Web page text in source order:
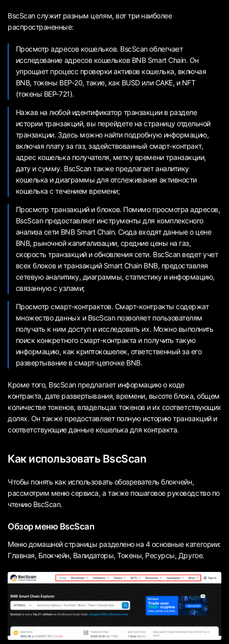
BscScan служит разным целям, вот три наиболее
распространенные:
Просмотр адресов кошельков. BscScan облегчает
исследование адресов кошельков BNB Smart Chain. Он
упрощает процесс проверки активов кошелька, включая
BNB, токены BEP-20, такие, как BUSD или CAKE, и NFT
(токены BEP-721).
Нажав на любой идентификатор транзакции в разделе
истории транзакций, вы перейдете на страницу отдельной
транзакции. Здесь можно найти подробную информацию,
включая плату за газ, задействованный смарт-контракт,
адрес кошелька получателя, метку времени транзакции,
дату и сумму. BscScan также предлагает аналитику
кошелька и диаграммы для отслеживания активности
кошелька с течением времени;
Просмотр транзакций и блоков. Помимо просмотра адресов,
BscScan предоставляет инструменты для комплексного
анализа сети BNB Smart Chain. Сюда входят данные о цене
BNB, рыночной капитализации, средние цены на газ,
скорость транзакций и обновления сети. BscScan ведет учет
всех блоков и транзакций Smart Chain BNB, предоставляя
сетевую аналитику, диаграммы, статистику и информацию,
связанную с узлами;
Просмотр смарт-контрактов. Смарт-контракты содержат
множество данных и BscScan позволяет пользователям
получать к ним доступ и исследовать их. Можно выполнить
поиск конкретного смарт-контракта и получить такую ​​
информацию, как криптокошелек, ответственный за его
развертывание в смарт-цепочке BNB.
Кроме того, BscScan предлагает информацию о коде
контракта, дате развертывания, времени, высоте блока, общем
количестве токенов, владельцах токенов и их соответствующих
долях. Он также предоставляет полную историю транзакций и
соответствующие данные кошелька для контракта.
Как использовать BscScan
Чтобы понять как использовать обозреватель блокчейн,
рассмотрим меню сервиса, а также пошаговое руководство по
чтению BscScan.
Обзор меню BscScan
Меню домашней страницы разделено на 4 основные категории:
Главная, Блокчейн, Валидаторы, Токены, Ресурсы, Другое.